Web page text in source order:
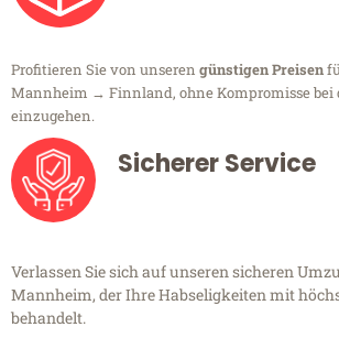
Profitieren Sie von unseren günstigen Preisen
Mannheim → Finnland, ohne Kompromisse bei
einzugehen.
Sicherer Service
Verlassen Sie sich auf unseren sicheren
Mannheim, der Ihre Habseligkeiten mit
behandelt.